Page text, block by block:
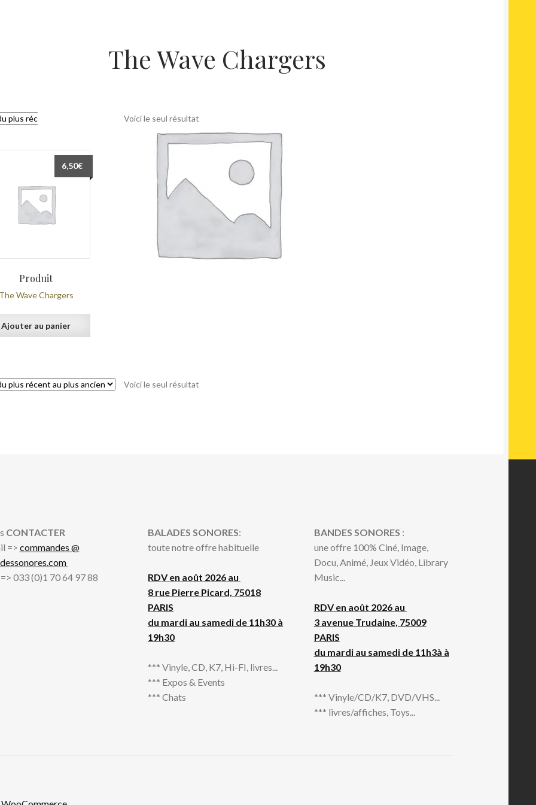
The Wave Chargers
Voici le seul résultat
Produit
Wave Chargers
6,50€
Ajouter au panier
Voici le seul résultat
CONTACTER
=> commandes @
033 (0)1 70 64 97 88
BALADES SONORES:
toute notre offre habituelle
RDV en août 2026 au
8 rue Pierre Picard, 75018
PARIS
du mardi au samedi de 11h30 à
19h30
*** Vinyle, CD, K7, Hi-FI, livres...
*** Expos & Events
*** Chats
BANDES SONORES :
une offre 100% Ciné, Image,
Docu, Animé, Jeux Vidéo, Library
Music...
RDV en août 2026 au
3 avenue Trudaine, 75009
PARIS
du mardi au samedi de 11h3à à
19h30
*** Vinyle/CD/K7, DVD/VHS...
*** livres/affiches, Toys...